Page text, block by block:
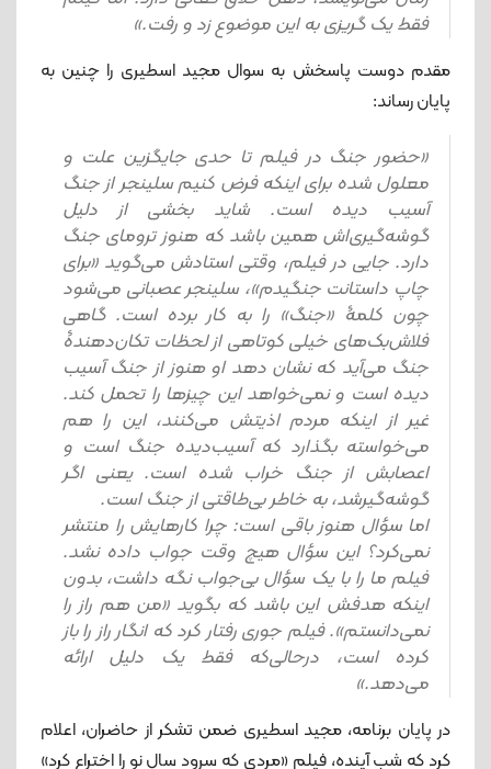
فقط یک گریزی به این موضوع زد و رفت.»
مقدم دوست پاسخش به سوال مجید اسطیری را چنین به
پایان رساند:
«حضور جنگ در فیلم تا حدی جایگزین علت و
معلول شده برای اینکه فرض کنیم سلینجر از جنگ
آسیب ‌دیده است. شاید بخشی از دلیل
گوشه‌گیری‌اش همین باشد که هنوز ترومای جنگ
دارد. جایی در فیلم، وقتی استادش می‌گوید «برای
چاپ داستانت جنگیدم»، سلینجر عصبانی می‌شود
چون کلمۀ «جنگ» را به کار برده است. گاهی
فلاش‌بک‌های خیلی کوتاهی از لحظات تکان‌دهندۀ
جنگ می‌آید که نشان دهد او هنوز از جنگ آسیب
‌دیده است و نمی‌خواهد این چیزها را تحمل کند.
غیر از اینکه مردم اذیتش می‌کنند، این را هم
می‌خواسته بگذارد که آسیب‌دیده جنگ است و
اعصابش از جنگ خراب شده است. یعنی اگر
گوشه‌گیرشد، به خاطر بی‌طاقتی از جنگ است.
اما سؤال هنوز باقی است: چرا کارهایش را منتشر
نمی‌کرد؟ این سؤال هیچ وقت جواب داده نشد.
فیلم ما را با یک سؤال بی‌جواب نگه داشت، بدون
اینکه هدفش این باشد که بگوید «من هم راز را
نمی‌دانستم». فیلم جوری رفتار کرد که انگار راز را باز
کرده است، درحالی‌که فقط یک دلیل ارائه
می‌دهد.»
در پایان برنامه، مجید اسطیری ضمن تشکر از حاضران، اعلام
کرد که شب آینده، فیلم «مردی که سرود سال نو را اختراع کرد»